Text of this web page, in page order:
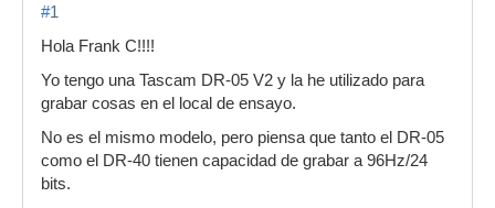
#1
Hola Frank C!!!!
Yo tengo una Tascam DR-05 V2 y la he utilizado para
grabar cosas en el local de ensayo.
No es el mismo modelo, pero piensa que tanto el DR-05
como el DR-40 tienen capacidad de grabar a 96Hz/24
bits.